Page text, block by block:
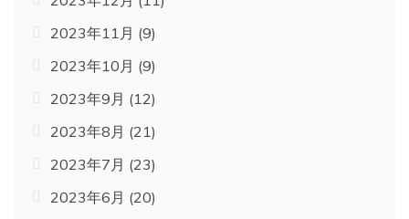
2023年11月 (9)
2023年10月 (9)
2023年9月 (12)
2023年8月 (21)
2023年7月 (23)
2023年6月 (20)